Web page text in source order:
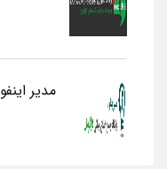
مدیر اینفو